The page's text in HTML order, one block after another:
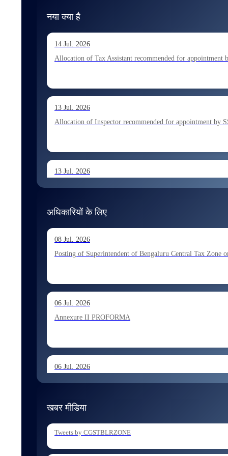
नया क्या है
14 Jul. 2026
Allocation of Tax Assistant recommended for appointment
13 Jul. 2026
Allocation of Inspector recommended for appointment by
13 Jul. 2026
13 Jul. 2026
Allocation of Executive Assistant recommended for
10 Jul. 2026
Allocation of Tax Assistant recommended for
अधिकारियों के लिए
08 Jul. 2026
Posting of Superintendent of Bengaluru Central Tax Zone
06 Jul. 2026
Annexure II PROFORMA
06 Jul. 2026
06 Jul. 2026
खबर मीडिया
Tweets by CGSTBLRZONE